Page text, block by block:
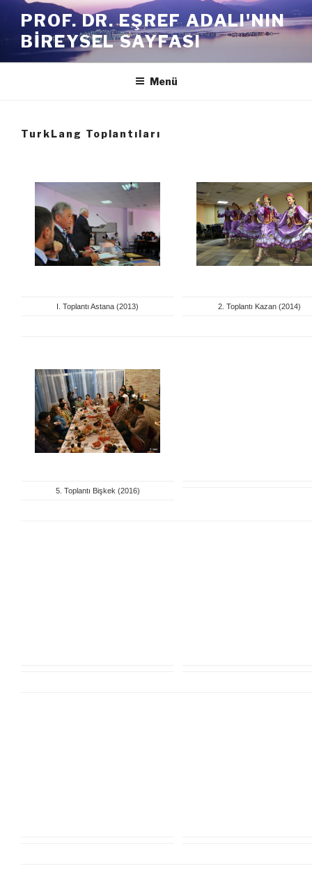
İçeriğe
PROF. DR. EŞREF ADALI'NIN
BIREYSEL SAYFASI
Menü
TurkLang Toplantıları
I. Toplantı Astana (2013) 2. Toplantı Kazan (2014)
5. Toplantı Bişkek (2016)